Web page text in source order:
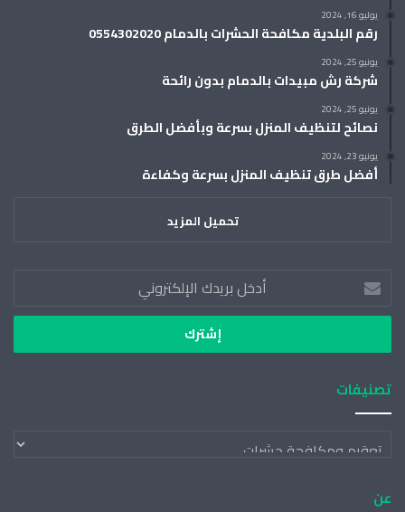
يوليو 16, 2024
رقم البلدية مكافحة الحشرات بالدمام 0554302020
يونيو 25, 2024
شركة رش مبيدات بالدمام بدون رائحة
يونيو 25, 2024
نصائح لتنظيف المنزل بسرعة وبأفضل الطرق
يونيو 23, 2024
أفضل طرق تنظيف المنزل بسرعة وكفاءة
تحميل المزيد
أدخل
بريدك
الإلكتروني
تصنيفات
عن